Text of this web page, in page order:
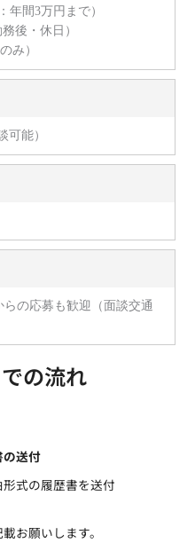
年間3万円まで）
後・休日）
み）
可能）
の応募も歓迎（面談交通
の流れ
送付
式の履歴書を送付
お願いします。